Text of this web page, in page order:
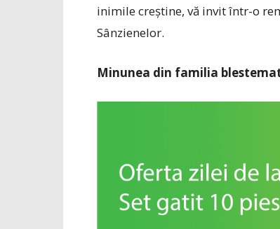
inimile creștine, vă invit într-o
Sânzienelor.
Minunea din familia